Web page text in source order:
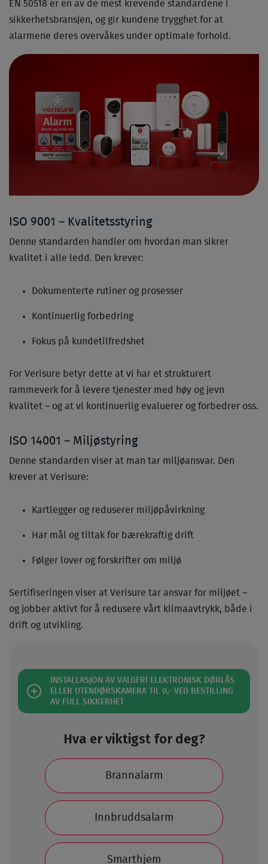
EN 50518 er en av de mest krevende standardene i
sikkerhetsbransjen, og gir kundene trygghet for at
alarmene deres overvåkes under optimale forhold.
ISO 9001 – Kvalitetsstyring
Denne standarden handler om hvordan man sikrer
kvalitet i alle ledd. Den krever:
Dokumenterte rutiner og prosesser
Kontinuerlig forbedring
Fokus på kundetilfredshet
For Verisure betyr dette at vi har et strukturert
rammeverk for å levere tjenester med høy og jevn
kvalitet – og at vi kontinuerlig evaluerer og forbedrer oss.
ISO 14001 – Miljøstyring
Denne standarden viser at man tar miljøansvar. Den
krever at Verisure:
Kartlegger og reduserer miljøpåvirkning
Har mål og tiltak for bærekraftig drift
Følger lover og forskrifter om miljø
Sertifiseringen viser at Verisure tar ansvar for miljøet –
og jobber aktivt for å redusere vårt klimaavtrykk, både i
drift og utvikling.
INSTALLASJON AV VALGFRI ELEKTRONISK DØRLÅS
ELLER UTENDØRSKAMERA TIL 0,- VED BESTILLING
AV FULL SIKKERHET
Hva er viktigst for deg?
Brannalarm
Innbruddsalarm
Smarthjem